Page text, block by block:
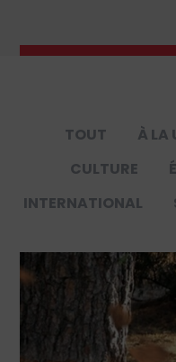
TOUT À LA
CULTURE
INTERNATIONAL